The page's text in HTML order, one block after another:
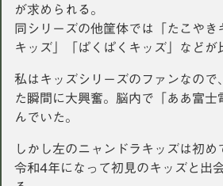
が求められる。
同シリーズの他筐体では「たこやき
キッズ」「ぱくぱくキッズ」などが
私はキッズシリーズのファンなので
た瞬間に大興奮。脳内で「ああ富士
んでいた。
しかし左のニャンドラキッズは初め
令和4年になって初見のキッズと出